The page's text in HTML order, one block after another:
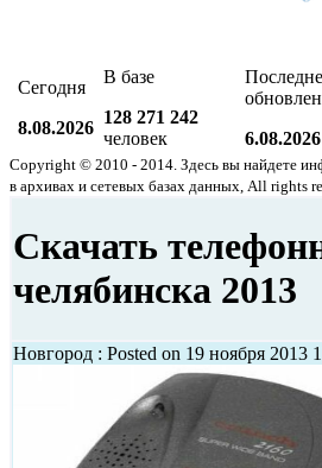
Сегодня
8.08.2026
В базе
128 271 242
человек
6.08.2026
Copyright © 2010 - 2014. Здесь вы найдете
в архивах и сетевых базах данных, All rights
Скачать
челябинска 2013
Новгород : Posted on 19 ноября 2013